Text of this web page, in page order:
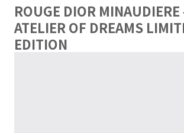
ROUGE DIOR MINAUDIERE
ATELIER OF DREAMS
EDITION